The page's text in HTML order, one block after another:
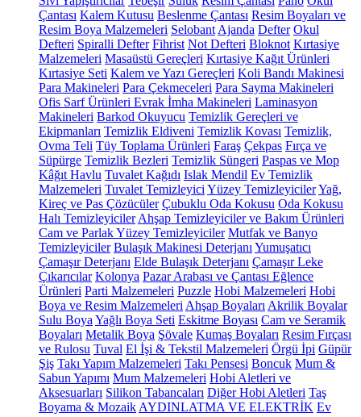
Çantası Kalem Kutusu Beslenme Çantası Resim Boyaları ve
Resim Boya Malzemeleri Selobant Ajanda Defter Okul
Defteri Spiralli Defter Fihrist Not Defteri Bloknot Kırtasiye
Malzemeleri Masaüstü Gereçleri Kırtasiye Kağıt Ürünleri
Kırtasiye Seti Kalem ve Yazı Gereçleri Koli Bandı Makinesi
Para Makineleri Para Çekmeceleri Para Sayma Makineleri
Ofis Sarf Ürünleri Evrak İmha Makineleri Laminasyon
Makineleri Barkod Okuyucu Temizlik Gereçleri ve
Ekipmanları Temizlik Eldiveni Temizlik Kovası Temizlik,
Ovma Teli Tüy Toplama Ürünleri Faraş Çekpas Fırça ve
Süpürge Temizlik Bezleri Temizlik Süngeri Paspas ve Mop
Kâğıt Havlu Tuvalet Kağıdı Islak Mendil Ev Temizlik
Malzemeleri Tuvalet Temizleyici Yüzey TemizleyicilerYağ,
Kireç ve Pas Çözücüler Çubuklu Oda Kokusu Oda Kokusu
Halı Temizleyiciler Ahşap Temizleyiciler ve Bakım Ürünleri
Cam ve Parlak Yüzey Temizleyiciler Mutfak ve Banyo
Temizleyiciler Bulaşık Makinesi Deterjanı Yumuşatıcı
Çamaşır Deterjanı Elde Bulaşık Deterjanı Çamaşır Leke
Çıkarıcılar Kolonya Pazar Arabası ve Çantası Eğlence
Ürünleri Parti Malzemeleri Puzzle Hobi Malzemeleri Hobi
Boya ve Resim Malzemeleri Ahşap Boyaları Akrilik Boyalar
Sulu Boya Yağlı Boya Seti Eskitme Boyası Cam ve Seramik
Boyaları Metalik Boya Şövale Kumaş Boyaları Resim Fırçası
ve Rulosu Tuval El İşi & Tekstil Malzemeleri Örgü İpi Güpür
Şiş Takı Yapım Malzemeleri Takı Pensesi Boncuk Mum &
Sabun Yapımı Mum Malzemeleri Hobi Aletleri ve
Aksesuarları Silikon Tabancaları Diğer Hobi Aletleri Taş
Boyama & Mozaik AYDINLATMA VE ELEKTRİK Ev